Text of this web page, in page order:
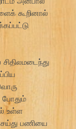
கூறினால்
உள்ள
பணியை